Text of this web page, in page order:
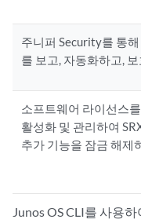
주니퍼 Security를 통
를 보고, 자동화하고,
소프트웨어 라이선스
활성화 및 관리하여
추가 기능을 잠금 해제
Junos OS CLI를 사용